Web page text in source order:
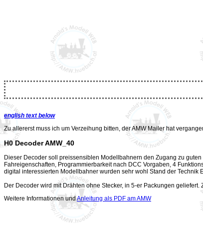
english text below
Zu allererst muss ich um Verzeihung bitten, der AMW Mailer hat
H0 Decoder AMW_40
Dieser Decoder soll preissensiblen Modellbahnern den Zugang zu
Fahreigenschaften, Programmierbarkeit nach DCC Vorgaben, 4
digital interessierten Modellbahner wurden sehr wohl Stand der
Der Decoder wird mit Drähten ohne Stecker, in 5-er Packungen
Weitere Informationen undAnleitung als PDF am AMW